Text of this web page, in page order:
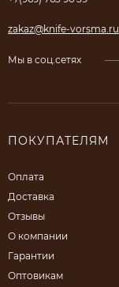
zakaz@knife-vorsma.ru
Мы в соц.сетях
ПОКУПАТЕЛЯМ
Оплата
Доставка
Отзывы
О компании
Гарантии
Оптовикам